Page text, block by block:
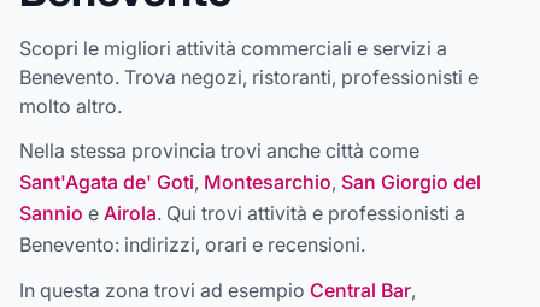
Scopri le migliori attività commerciali e servizi a
Benevento. Trova negozi, ristoranti, professionisti e
molto altro.
Nella stessa provincia trovi anche città come
Sant'Agata de' Goti, Montesarchio, San Giorgio del
Sannio e Airola. Qui trovi attività e professionisti a
Benevento: indirizzi, orari e recensioni.
In questa zona trovi ad esempio Central Bar,